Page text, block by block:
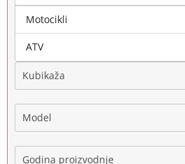
Marka
Kubikaža
Model
Godina proizvodnje
Motocikli
ATV